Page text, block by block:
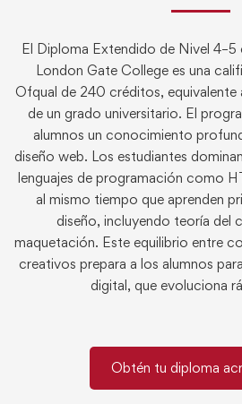
El Diploma Extendido de Nivel 4–5
London Gate College es una
Ofqual de 240 créditos, equivalente
de un grado universitario. El
alumnos un conocimiento
diseño web. Los estudiantes
lenguajes de programación como
al mismo tiempo que aprenden
diseño, incluyendo teoría del
maquetación. Este equilibrio entre
creativos prepara a los alumnos
digital, que evoluciona
Obtén tu diploma